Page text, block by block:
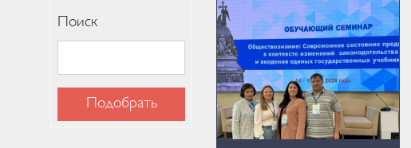
Поиск
Подобрать